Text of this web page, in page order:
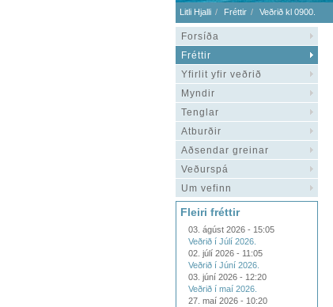
Litli Hjalli Fréttir Veðrið kl 0900.
Forsíða
Fréttir
Yfirlit yfir veðrið
Myndir
Tenglar
Atburðir
Aðsendar greinar
Veðurspá
Um vefinn
Fleiri fréttir
03. ágúst 2026 - 15:05
Veðrið í Júlí 2026.
02. júlí 2026 - 11:05
Veðrið í Júní 2026.
03. júní 2026 - 12:20
Veðrið í maí 2026.
27. maí 2026 - 10:20